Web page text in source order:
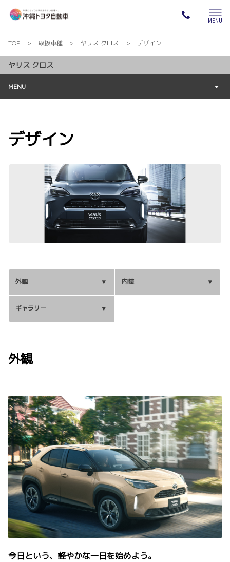
MENU
TOP 取扱車種 ヤリス クロス デザイン
ヤリス クロス
MENU
デザイン
外観 内装
ギャラリー
外観
今日という、軽やかな一日を始めよう。